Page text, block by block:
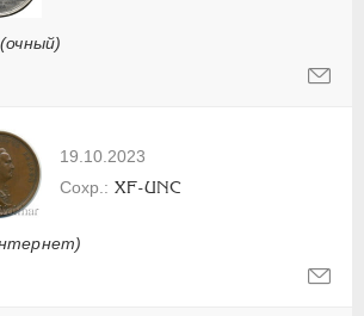
(очный)
19.10.2023
XF-UNC